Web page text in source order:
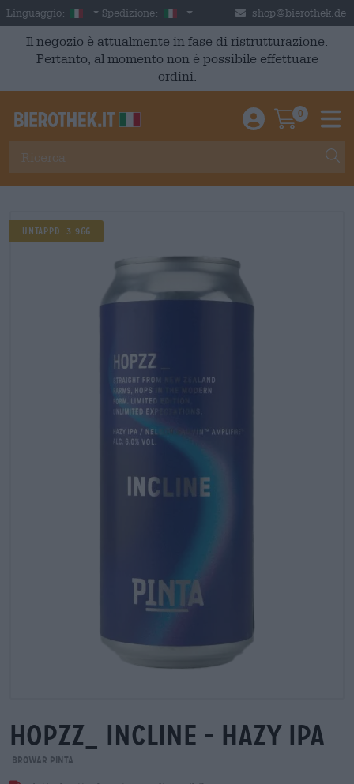
Skip to main content
Linguaggio: Italian
Spedizione: Italia shop@bierothek.de
Il negozio è attualmente in fase di ristrutturazione.
Pertanto, al momento non è possibile effettuare
ordini.
Einloggen /
0
Untappd: 3.966
hopzz_ incline - hazy ipa
Browar Pinta